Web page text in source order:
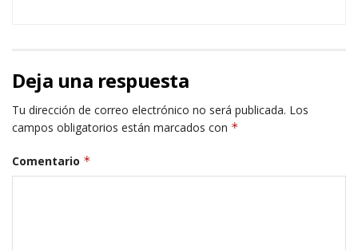
Deja una respuesta
Tu dirección de correo electrónico no será publicada. Los
campos obligatorios están marcados con *
Comentario *